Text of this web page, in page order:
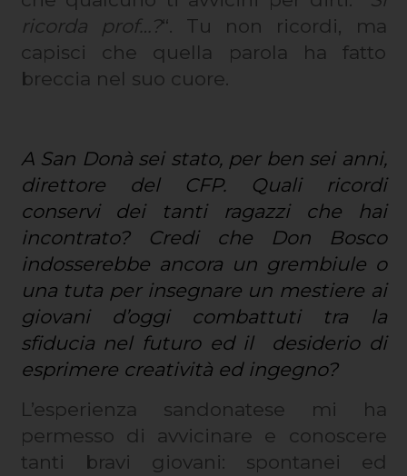
ricorda prof…?“. Tu non ricordi, ma
capisci che quella parola ha fatto
breccia nel suo cuore.
A San Donà sei stato, per ben sei anni,
direttore del CFP. Quali ricordi
conservi dei tanti ragazzi che hai
incontrato? Credi che Don Bosco
indosserebbe ancora un grembiule o
una tuta per insegnare un mestiere ai
giovani d’oggi combattuti tra la
sfiducia nel futuro ed il desiderio di
esprimere creatività ed ingegno?
L’esperienza sandonatese mi ha
permesso di avvicinare e conoscere
tanti bravi giovani: spontanei ed